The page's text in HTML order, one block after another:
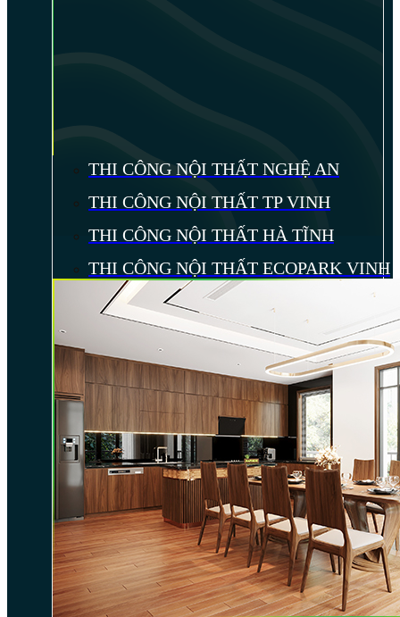
THI CÔNG NỘI THẤT NGHỆ AN
THI CÔNG NỘI THẤT TP VINH
THI CÔNG NỘI THẤT HÀ TĨNH
THI CÔNG NỘI THẤT ECOPARK VINH